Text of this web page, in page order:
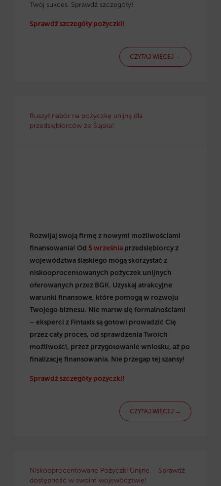
Twój sukces. Sprawdź szczegóły!
Sprawdź szczegóły pożyczki!
CZYTAJ WIĘCEJ →
Ruszył nabór na pożyczkę unijną dla
przedsiębiorców ze Śląska!
Rozwijaj swoją firmę z nowymi możliwościami
finansowania! Od 5 września przedsiębiorcy z
województwa śląskiego mogą skorzystać z
niskooprocentowanych pożyczek unijnych
oferowanych przez BGK. Uzyskaj atrakcyjne
warunki finansowe, które pomogą w rozwoju
Twojego biznesu. Nie martw się formalnościami
– eksperci z Fintaxis są gotowi prowadzić Cię
przez cały proces, od sprawdzenia Twoich
możliwości, przez przygotowanie wniosku, aż po
finalizację finansowania. Nie przegap tej szansy!
Sprawdź szczegóły pożyczki!
CZYTAJ WIĘCEJ →
Niskooprocentowane Pożyczki Unijne – Sprawdź
dostępność w swoim województwie!